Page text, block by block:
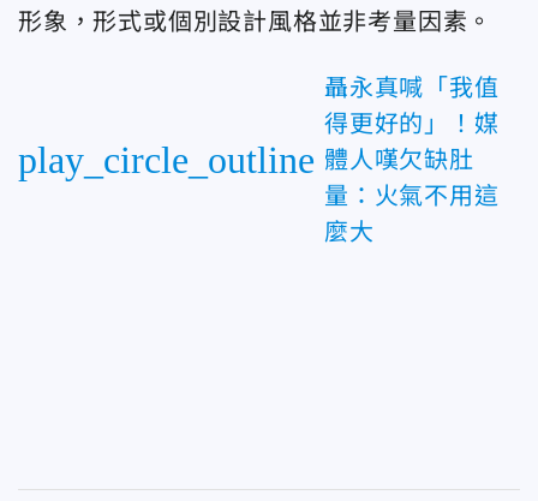
形象，形式或個別設計風格並非考量因素。
play_circle_outline
聶永真喊「我值
得更好的」！媒
體人嘆欠缺肚
量：火氣不用這
麼大